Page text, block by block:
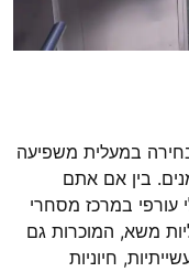
במעלית משפיעה
בין אם אתם
עורפי במרכז מסחרי
משא, המוכרות גם
חיוניות